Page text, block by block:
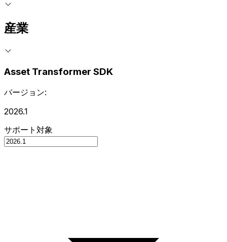
産業
Asset Transformer SDK
バージョン:
2026.1
サポート対象